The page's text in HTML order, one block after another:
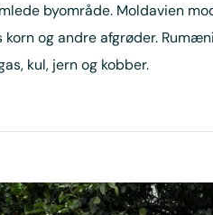
byområde. Moldavien
korn og andre afgrøder.
kul, jern og kobber.